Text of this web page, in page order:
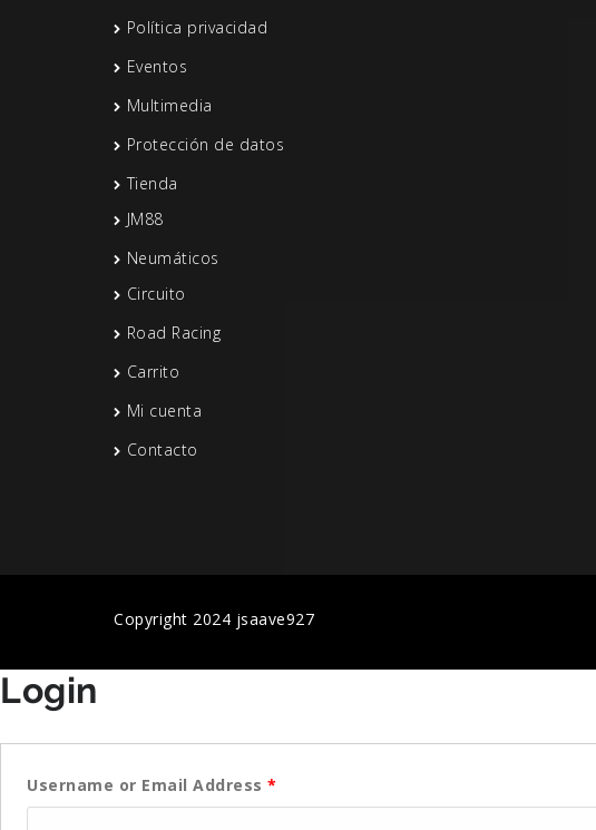
Política privacidad
Eventos
Multimedia
Protección de datos
Tienda
JM88
Neumáticos
Circuito
Road Racing
Carrito
Mi cuenta
Contacto
Copyright 2024 jsaave927
Login
Username or Email Address *